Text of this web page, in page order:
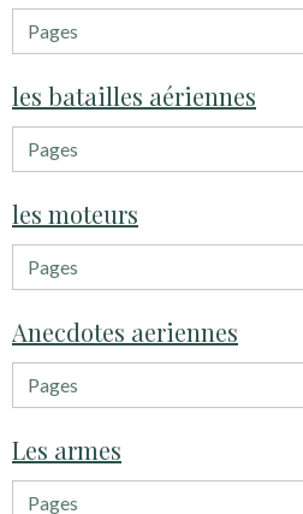
les batailles aériennes
les moteurs
Anecdotes aeriennes
Les armes